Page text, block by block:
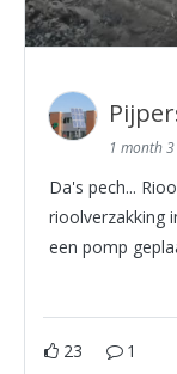
1 month
Da's pech...
rioolverzakking
een pomp
23 1